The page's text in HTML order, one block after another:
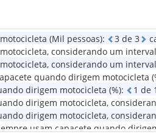
em
relação
à
força
de
trabal...
(1)
(Mil pessoas): 3 de 3
considerando um
considerando um
quando dirigem motocicleta
dirigem motocicleta (%): 1 de 1
dirigem motocicleta,
dirigem motocicleta,
usam capacete quando